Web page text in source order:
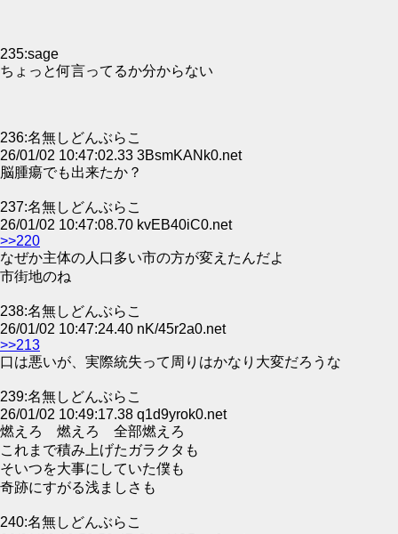
235:sage
ちょっと何言ってるか分からない
236:名無しどんぶらこ
26/01/02 10:47:02.33 3BsmKANk0.net
脳腫瘍でも出来たか？
237:名無しどんぶらこ
26/01/02 10:47:08.70 kvEB40iC0.net
>>220
なぜか主体の人口多い市の方が変えたんだよ
市街地のね
238:名無しどんぶらこ
26/01/02 10:47:24.40 nK/45r2a0.net
>>213
口は悪いが、実際統失って周りはかなり大変だろうな
239:名無しどんぶらこ
26/01/02 10:49:17.38 q1d9yrok0.net
燃えろ 燃えろ 全部燃えろ
これまで積み上げたガラクタも
そいつを大事にしていた僕も
奇跡にすがる浅ましさも
240:名無しどんぶらこ